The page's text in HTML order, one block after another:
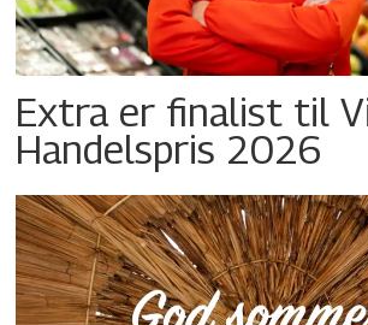
Extra er finalist til
Handelspris 2026